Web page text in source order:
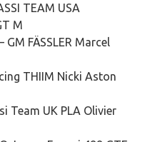
TEAM USA
M
FÄSSLER Marcel
THIIM Nicki Aston
Team UK PLA Olivier